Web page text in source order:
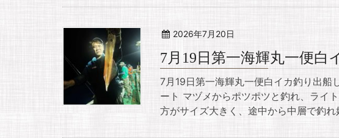
2026年7月20日
7月19日第一海輝丸一便白
7月19日第一海輝丸一便白イカ釣り出船
ート マヅメからポツポツと釣れ、ライ
方がサイズ大きく、途中から中層で釣